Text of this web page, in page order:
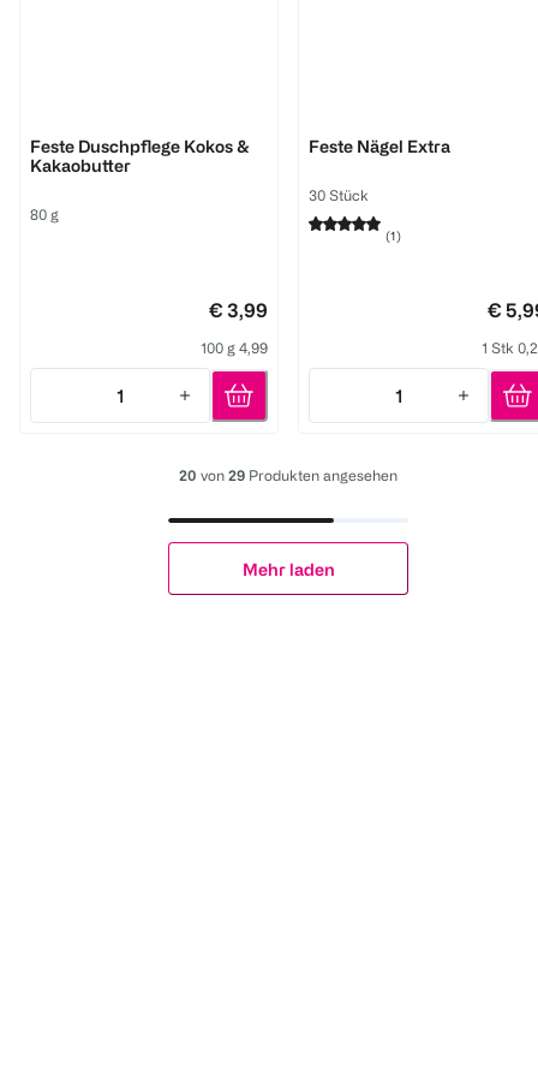
Feste Duschpflege Kokos &
Kakaobutter
80 g
€ 3,99
100 g 4,99
1
Quantity: 1
Feste Nägel Extra
30 Stück
(1)
€
1 Stk
1
Quantity: 1
20 von 29 Produkten angesehen
Mehr laden